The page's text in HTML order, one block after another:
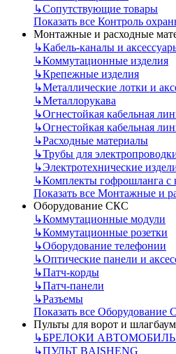
↳Сопутствующие товары
Показать все Контроль
Монтажные и расходные
↳Кабель-каналы и
↳Коммутационные изделия
↳Крепежные изделия
↳Металлические лотки и
↳Металлорукава
↳Огнестойкая кабельная
↳Огнестойкая кабельная
↳Расходные материалы
↳Трубы для
↳Электротехнические
↳Комплекты гофрошланга с
Показать все Монтажные и
Оборудование СКС
↳Коммутационные модули
↳Коммутационные розетки
↳Оборудование телефонии
↳Оптические панели и
↳Патч-корды
↳Патч-панели
↳Разъемы
Показать все Оборудование
Пульты для ворот и
↳БРЕЛОКИ
↳ПУЛЬТ BAISHENG